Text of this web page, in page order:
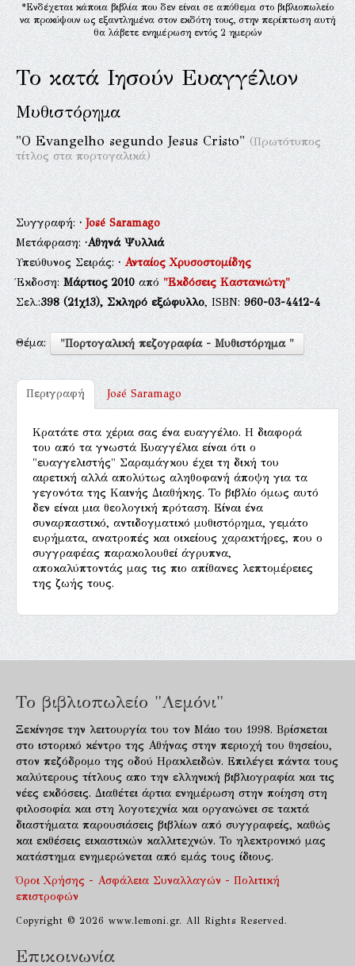
*Ενδέχεται κάποια βιβλία που δεν είναι σε απόθεμα στο βιβλιοπωλείο
να προκύψουν ως εξαντλημένα στον εκδότη τους, στην περίπτωση αυτή
θα λάβετε ενημέρωση εντός 2 ημερών
Το κατά Ιησούν Ευαγγέλιον
Μυθιστόρημα
"O Evangelho segundo Jesus Cristo"(Πρωτότυπος
τίτλος στα πορτογαλικά)
Συγγραφή:·José Saramago
Μετάφραση:·Αθηνά Ψυλλιά
Υπεύθυνος Σειράς:·Ανταίος Χρυσοστομίδης
Έκδοση:Μάρτιος 2010από"Εκδόσεις Καστανιώτη"
Σελ.:398(21χ13), Σκληρό εξώφυλλο, ISBN:960-03-4412-4
Θέμα: "Πορτογαλική πεζογραφία - Μυθιστόρημα "
Περιγραφή José Saramago
Κρατάτε στα χέρια σας ένα ευαγγέλιο. Η διαφορά
του από τα γνωστά Ευαγγέλια είναι ότι ο
"ευαγγελιστής" Σαραμάγκου έχει τη δική του
αιρετική αλλά απολύτως αληθοφανή άποψη για τα
γεγονότα της Καινής Διαθήκης. Το βιβλίο όμως αυτό
δεν είναι μια θεολογική πρόταση. Είναι ένα
συναρπαστικό, αντιδογματικό μυθιστόρημα, γεμάτο
ευρήματα, ανατροπές και οικείους χαρακτήρες, που ο
συγγραφέας παρακολουθεί άγρυπνα,
αποκαλύπτοντάς μας τις πιο απίθανες λεπτομέρειες
της ζωής τους.
Το βιβλιοπωλείο "Λεμόνι"
Ξεκίνησε την λειτουργία του τον Μάιο του 1998. Βρίσκεται
στο ιστορικό κέντρο της Αθήνας στην περιοχή του θησείου,
στον πεζόδρομο της οδού Ηρακλειδών. Επιλέγει πάντα τους
καλύτερους τίτλους απο την ελληνική βιβλιογραφία και τις
νέες εκδόσεις. Διαθέτει άρτια ενημέρωση στην ποίηση στη
φιλοσοφία και στη λογοτεχνία και οργανώνει σε τακτά
διαστήματα παρουσιάσεις βιβλίων από συγγραφείς, καθώς
και εκθέσεις εικαστικών καλλιτεχνών. Το ηλεκτρονικό μας
κατάστημα ενημερώνεται από εμάς τους ίδιους.
Όροι Χρήσης - Ασφάλεια Συναλλαγών - Πολιτική
επιστροφών
Copyright © 2026 www.lemoni.gr. All Rights Reserved.
Επικοινωνία